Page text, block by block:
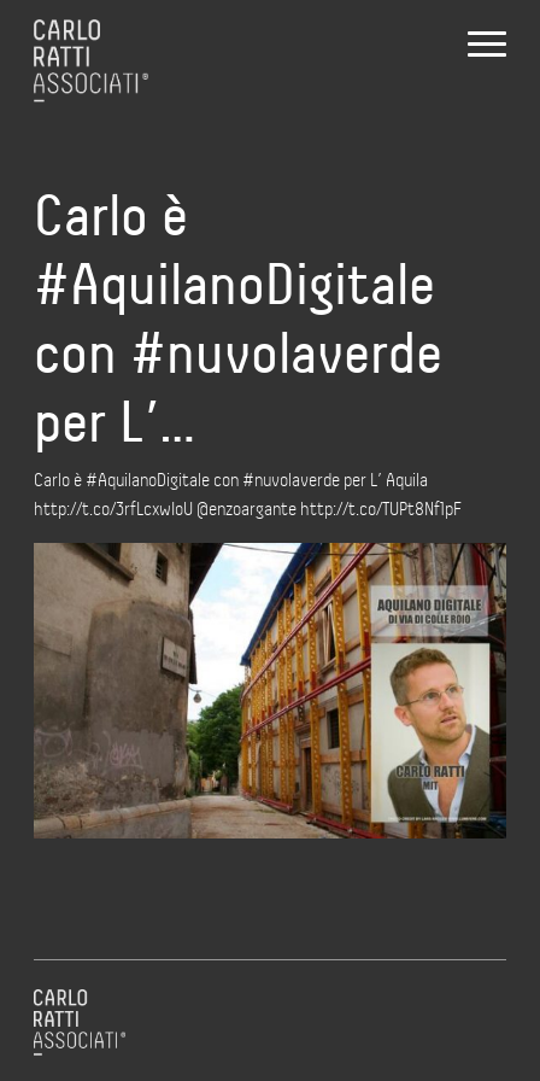
Carlo è
#AquilanoDigitale
con #nuvolaverde
per L’…
Carlo è #AquilanoDigitale con #nuvolaverde per L’ Aquila
http://t.co/3rfLcxwIoU @enzoargante http://t.co/TUPt8Nf1pF